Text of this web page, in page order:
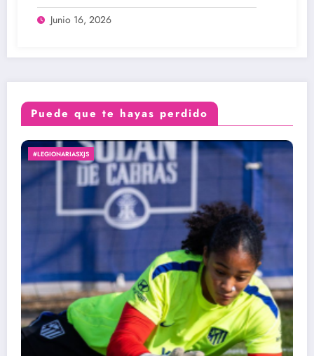
Junio 16, 2026
Puede que te hayas perdido
#LIGAPREMIERFEMENINA